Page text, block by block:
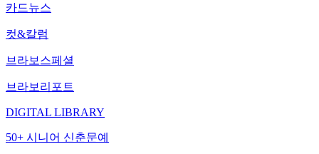
카드뉴스
컷&칼럼
브라보스페셜
브라보리포트
DIGITAL LIBRARY
50+ 시니어 신춘문예